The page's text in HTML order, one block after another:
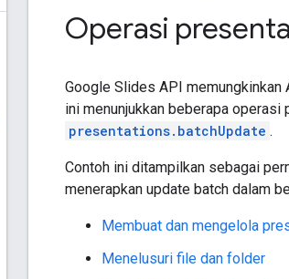
Operasi
Google Slides API memungkinkan
ini menunjukkan beberapa
presentations.batchUpdate .
Contoh ini ditampilkan sebagai
menerapkan update batch dalam
Membuat dan mengelola
Menelusuri file dan folder